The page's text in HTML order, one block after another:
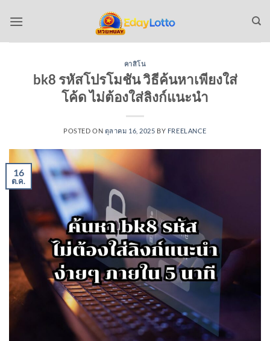
คาสิโน
bk8 รหัสโปรโมชัน วิธีค้นหาเพียงใส่
โค้ด ไม่ต้องใส่ลิงก์แนะนำ
POSTED ON ตุลาคม 16, 2025 BY FREELANCE
16
ต.ค.